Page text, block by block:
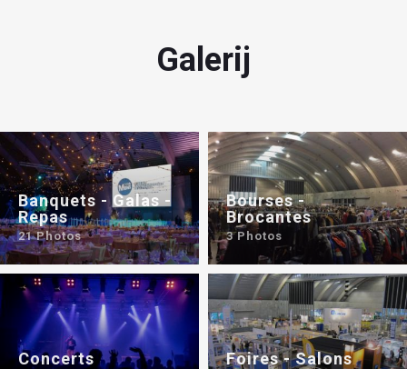
Galerij
Banquets - Galas -
Repas
21 Photos
Bourses -
Brocantes
3 Photos
Concerts Foires - Salons